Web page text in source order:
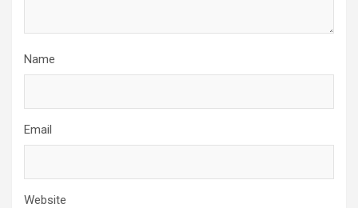
Name
Email
Website